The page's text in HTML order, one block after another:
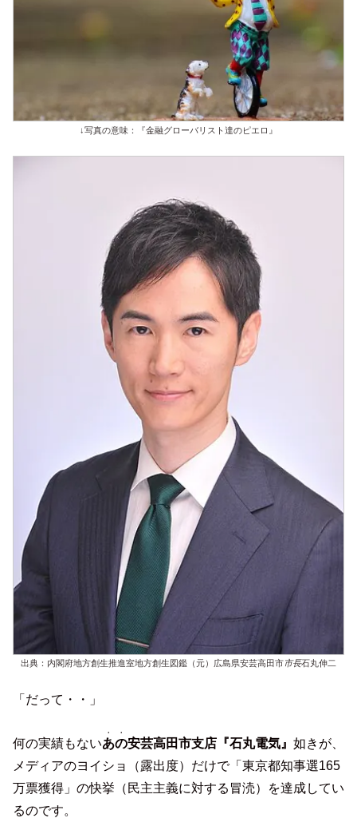
↓写真の意味：『金融グローバリスト達のピエロ』
出典：内閣府地方創生推進室地方創生図鑑（元）広島県安芸高田市市長石丸伸二
「だって・・」
何の実績もないあの
・・
安芸高田市支店『石丸電気』 如きが、
メディアのヨイショ（露出度）だけで「東京都知事選165
万票獲得」の快挙（民主主義に対する冒涜）を達成してい
るのです。